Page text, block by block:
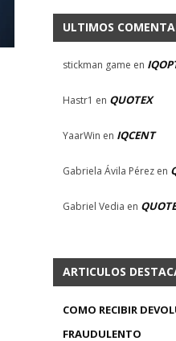
ULTIMOS
stickman game en
Hastr1 en QUOTEX
YaarWin en IQCENT
Gabriela Ávila Pérez en
Gabriel Vedia en
ARTICULOS
COMO RECIBIR
FRAUDULENTO